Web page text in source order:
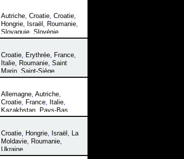
Autriche, Croatie, Croatie,
Hongrie, Israël , Roumanie,
Slovaquie, Slovénie,
Ukraine
Croatie, Erythrée, France,
Italie, Roumanie, Saint
Marin, Saint-Siège,
Slovénie,Somalie,Suisse
Allemagne, Autriche,
Croatie, France, Italie,
Kazakhstan, Pays-Bas
Pologne,République
Suisse
Croatie, Hongrie, Israël , La
Moldavie, Roumanie,
Ukraine